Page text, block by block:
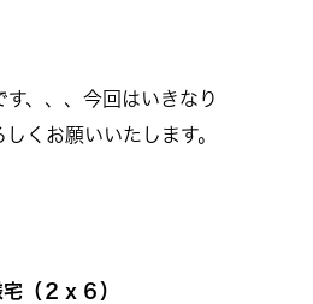
す、、、今回はいきなり
くお願いいたします。
（２ｘ６）